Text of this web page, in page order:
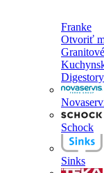
Franke
Otvoriť
Schock
Sinks